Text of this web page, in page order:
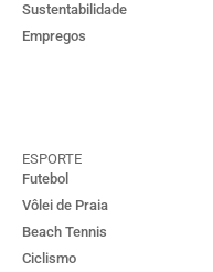
Sustentabilidade
Empregos
ESPORTE
Futebol
Vôlei de Praia
Beach Tennis
Ciclismo